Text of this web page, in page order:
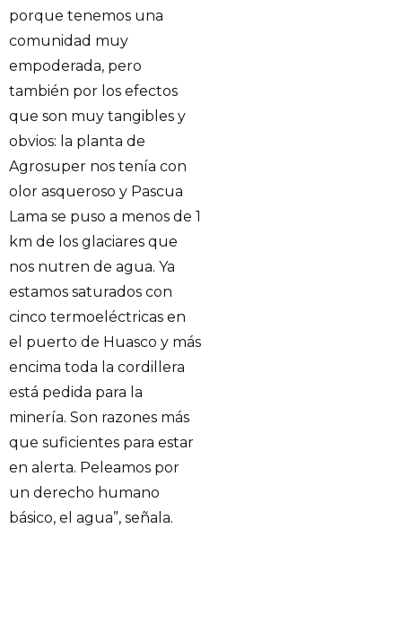
porque tenemos una
comunidad muy
empoderada, pero
también por los efectos
que son muy tangibles y
obvios: la planta de
Agrosuper nos tenía con
olor asqueroso y Pascua
Lama se puso a menos de 1
km de los glaciares que
nos nutren de agua. Ya
estamos saturados con
cinco termoeléctricas en
el puerto de Huasco y más
encima toda la cordillera
está pedida para la
minería. Son razones más
que suficientes para estar
en alerta. Peleamos por
un derecho humano
básico, el agua”, señala.